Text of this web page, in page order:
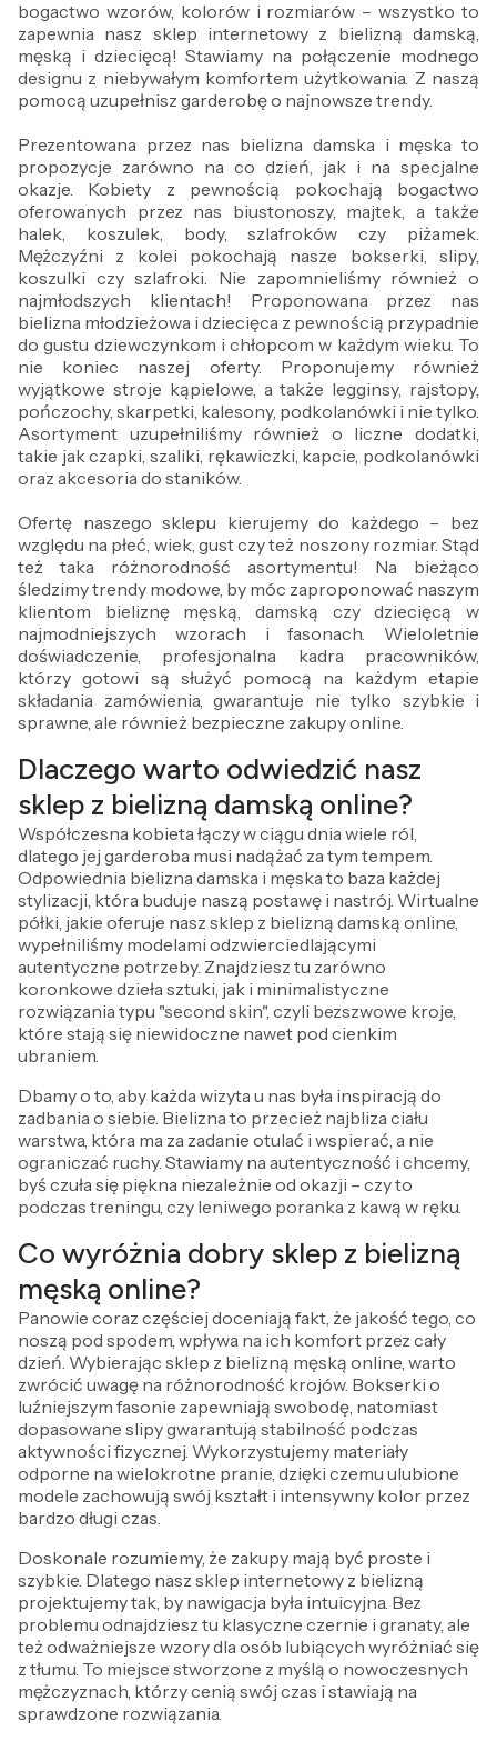
bogactwo wzorów, kolorów i rozmiarów – wszystko to
zapewnia nasz sklep internetowy z bielizną damską,
męską i dziecięcą! Stawiamy na połączenie modnego
designu z niebywałym komfortem użytkowania. Z naszą
pomocą uzupełnisz garderobę o najnowsze trendy.
Prezentowana przez nas bielizna damska i męska to
propozycje zarówno na co dzień, jak i na specjalne
okazje. Kobiety z pewnością pokochają bogactwo
oferowanych przez nas biustonoszy, majtek, a także
halek, koszulek, body, szlafroków czy piżamek.
Mężczyźni z kolei pokochają nasze bokserki, slipy,
koszulki czy szlafroki. Nie zapomnieliśmy również o
najmłodszych klientach! Proponowana przez nas
bielizna młodzieżowa i dziecięca z pewnością przypadnie
do gustu dziewczynkom i chłopcom w każdym wieku. To
nie koniec naszej oferty. Proponujemy również
wyjątkowe stroje kąpielowe, a także legginsy, rajstopy,
pończochy, skarpetki, kalesony, podkolanówki i nie tylko.
Asortyment uzupełniliśmy również o liczne dodatki,
takie jak czapki, szaliki, rękawiczki, kapcie, podkolanówki
oraz akcesoria do staników.
Ofertę naszego sklepu kierujemy do każdego – bez
względu na płeć, wiek, gust czy też noszony rozmiar. Stąd
też taka różnorodność asortymentu! Na bieżąco
śledzimy trendy modowe, by móc zaproponować naszym
klientom bieliznę męską, damską czy dziecięcą w
najmodniejszych wzorach i fasonach. Wieloletnie
doświadczenie, profesjonalna kadra pracowników,
którzy gotowi są służyć pomocą na każdym etapie
składania zamówienia, gwarantuje nie tylko szybkie i
sprawne, ale również bezpieczne zakupy online.
Dlaczego warto odwiedzić nasz
sklep z bielizną damską online?
Współczesna kobieta łączy w ciągu dnia wiele ról,
dlatego jej garderoba musi nadążać za tym tempem.
Odpowiednia bielizna damska i męska to baza każdej
stylizacji, która buduje naszą postawę i nastrój. Wirtualne
półki, jakie oferuje nasz sklep z bielizną damską online,
wypełniliśmy modelami odzwierciedlającymi
autentyczne potrzeby. Znajdziesz tu zarówno
koronkowe dzieła sztuki, jak i minimalistyczne
rozwiązania typu "second skin", czyli bezszwowe kroje,
które stają się niewidoczne nawet pod cienkim
ubraniem.
Dbamy o to, aby każda wizyta u nas była inspiracją do
zadbania o siebie. Bielizna to przecież najbliza ciału
warstwa, która ma za zadanie otulać i wspierać, a nie
ograniczać ruchy. Stawiamy na autentyczność i chcemy,
byś czuła się piękna niezależnie od okazji – czy to
podczas treningu, czy leniwego poranka z kawą w ręku.
Co wyróżnia dobry sklep z bielizną
męską online?
Panowie coraz częściej doceniają fakt, że jakość tego, co
noszą pod spodem, wpływa na ich komfort przez cały
dzień. Wybierając sklep z bielizną męską online, warto
zwrócić uwagę na różnorodność krojów. Bokserki o
luźniejszym fasonie zapewniają swobodę, natomiast
dopasowane slipy gwarantują stabilność podczas
aktywności fizycznej. Wykorzystujemy materiały
odporne na wielokrotne pranie, dzięki czemu ulubione
modele zachowują swój kształt i intensywny kolor przez
bardzo długi czas.
Doskonale rozumiemy, że zakupy mają być proste i
szybkie. Dlatego nasz sklep internetowy z bielizną
projektujemy tak, by nawigacja była intuicyjna. Bez
problemu odnajdziesz tu klasyczne czernie i granaty, ale
też odważniejsze wzory dla osób lubiących wyróżniać się
z tłumu. To miejsce stworzone z myślą o nowoczesnych
mężczyznach, którzy cenią swój czas i stawiają na
sprawdzone rozwiązania.